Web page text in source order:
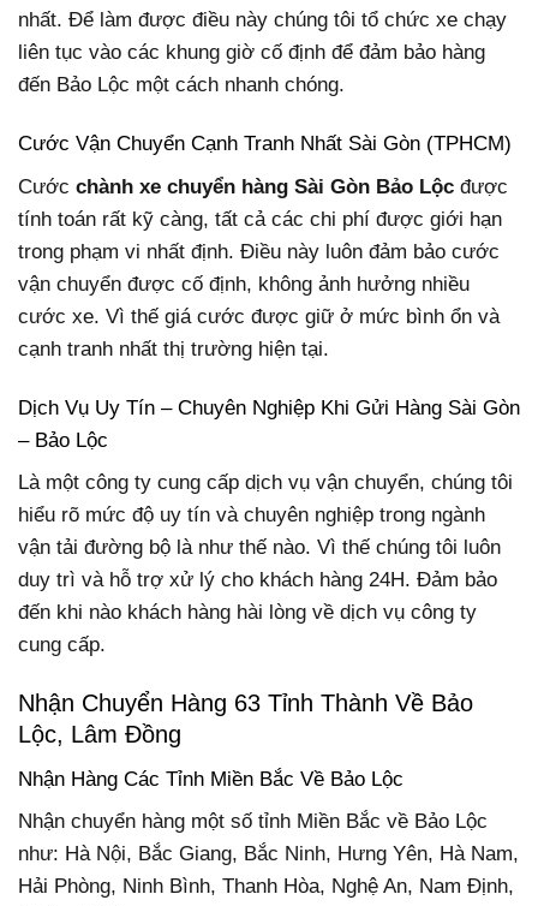
nhất. Để làm được điều này chúng tôi tổ chức xe chạy
liên tục vào các khung giờ cố định để đảm bảo hàng
đến Bảo Lộc một cách nhanh chóng.
Cước Vận Chuyển Cạnh Tranh Nhất Sài Gòn (TPHCM)
Cước chành xe chuyển hàng Sài Gòn Bảo Lộc được
tính toán rất kỹ càng, tất cả các chi phí được giới hạn
trong phạm vi nhất định. Điều này luôn đảm bảo cước
vận chuyển được cố định, không ảnh hưởng nhiều
cước xe. Vì thế giá cước được giữ ở mức bình ổn và
cạnh tranh nhất thị trường hiện tại.
Dịch Vụ Uy Tín – Chuyên Nghiệp Khi Gửi Hàng Sài Gòn
– Bảo Lộc
Là một công ty cung cấp dịch vụ vận chuyển, chúng tôi
hiểu rõ mức độ uy tín và chuyên nghiệp trong ngành
vận tải đường bộ là như thế nào. Vì thế chúng tôi luôn
duy trì và hỗ trợ xử lý cho khách hàng 24H. Đảm bảo
đến khi nào khách hàng hài lòng về dịch vụ công ty
cung cấp.
Nhận Chuyển Hàng 63 Tỉnh Thành Về Bảo
Lộc, Lâm Đồng
Nhận Hàng Các Tỉnh Miền Bắc Về Bảo Lộc
Nhận chuyển hàng một số tỉnh Miền Bắc về Bảo Lộc
như: Hà Nội, Bắc Giang, Bắc Ninh, Hưng Yên, Hà Nam,
Hải Phòng, Ninh Bình, Thanh Hòa, Nghệ An, Nam Định,